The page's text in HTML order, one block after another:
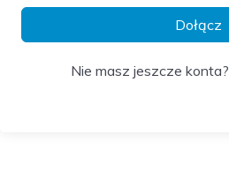
Dołącz
Nie masz jeszcze konta?